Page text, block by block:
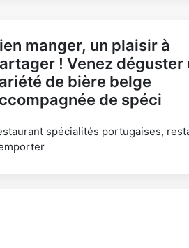
manger, un plaisir à
! Venez déguster
de bière belge
de spéci
spécialités portugaises,